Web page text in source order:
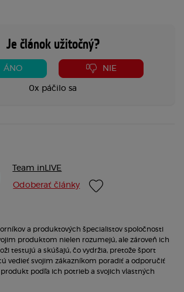
Je článok užitočný?
ÁNO NIE
0x páčilo sa
Team inLIVE
Odoberať články
a produktových špecialistov spoločnosti
produktom nielen rozumejú, ale zároveň ich
testujú a skúšajú, čo vydržia, pretože šport
vedieť svojim zákazníkom poradiť a odporučiť
podľa ich potrieb a svojich vlastných